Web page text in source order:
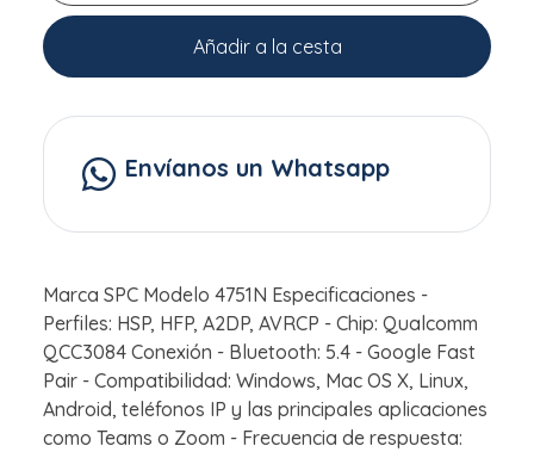
Añadir a la cesta
Envíanos un Whatsapp
Marca SPC Modelo 4751N Especificaciones -
Perfiles: HSP, HFP, A2DP, AVRCP - Chip: Qualcomm
QCC3084 Conexión - Bluetooth: 5.4 - Google Fast
Pair - Compatibilidad: Windows, Mac OS X, Linux,
Android, teléfonos IP y las principales aplicaciones
como Teams o Zoom - Frecuencia de respuesta: